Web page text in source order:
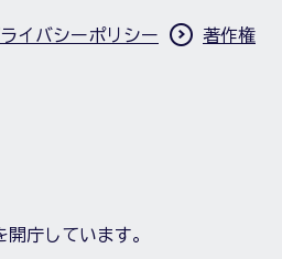
イバシーポリシー 著作権
庁しています。